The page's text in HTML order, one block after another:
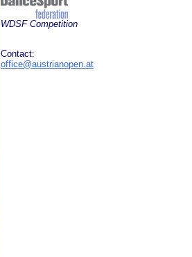
WDSF Competition
Contact:
office@austrianopen.at